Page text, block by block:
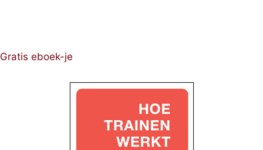
Gratis eboek-je